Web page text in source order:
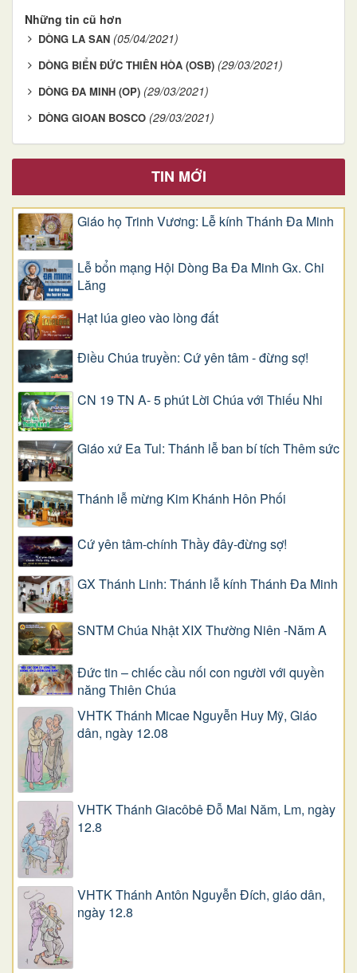
Những tin cũ hơn
DÒNG LA SAN (05/04/2021)
DÒNG BIỂN ĐỨC THIÊN HÒA (OSB) (29/03/2021)
DÒNG ĐA MINH (OP) (29/03/2021)
DÒNG GIOAN BOSCO (29/03/2021)
TIN MỚI
Giáo họ Trinh Vương: Lễ kính Thánh Đa Minh
Lễ bổn mạng Hội Dòng Ba Đa Minh Gx. Chi
Lăng
Hạt lúa gieo vào lòng đất
Điều Chúa truyền: Cứ yên tâm - đừng sợ!
CN 19 TN A- 5 phút Lời Chúa với Thiếu Nhi
Giáo xứ Ea Tul: Thánh lễ ban bí tích Thêm sức
Thánh lễ mừng Kim Khánh Hôn Phối
Cứ yên tâm-chính Thầy đây-đừng sợ!
GX Thánh Linh: Thánh lễ kính Thánh Đa Minh
SNTM Chúa Nhật XIX Thường Niên -Năm A
Đức tin – chiếc cầu nối con người với quyền
năng Thiên Chúa
VHTK Thánh Micae Nguyễn Huy Mỹ, Giáo
dân, ngày 12.08
VHTK Thánh Giacôbê Ðỗ Mai Năm, Lm, ngày
12.8
VHTK Thánh Antôn Nguyễn Ðích, giáo dân,
ngày 12.8